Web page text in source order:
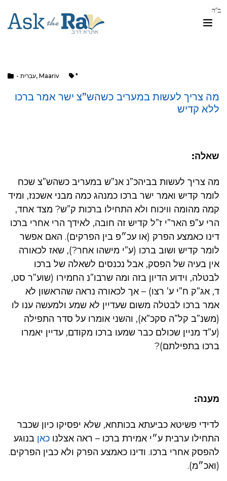
- עברית, Maariv *
מה צריך לעשות במעריב כשהש”צ ישר אמר ברכו
ללא קדיש
שאלה:
מה צריך לעשות בביהכ”נ אנ”ש במעריב כשהש”צ שכח
לומר קדיש ואמר ישר ברכו כמנהג כמה מבני אשכנז, ומיד
קמה מהומה וויכוח ולא התחילו ברכות ק”ש? מצד אחד,
הרי ע”פ האר”י ז”ל קדיש זה חובה, לאידך הרי אחרי ברכו
דינו כאמצע הפרק (או עכ״פ בין הפרקים). האם אפשר
לומר קדיש ושוב ברכו (ע”י מישהו אחר?), שאז לכאורה
אין בעיה של הפסק, אבל נכנסים לשאלה של ברכו
לבטלה, וידוע הדיון בזה ומה שרבו”נ החמירו (שוע”ר סט,
ד, אג”ק ח”י ע’ רצו) – אך לכאורה נראה שהראשון לא
אמר ברכו לבטלה משום שעדיין לא שמע ולמעשה ענו לו
(משנ”ב קל”ה סקכ”א), והשני אומרו על סדר התפילה
(ע”ד מניין שכולם כבר שמעו ברכו מקודם, עדיין יאמרו
ברכו בתפילתם)?
מענה:
לדידי פשיטא כביעתא בכותחא, שלא יפסיקו כיון שכבר
התחילו ערבית ע״י אמירת ברכו – ראה אצלנו כאן בנוגע
להפסק אחרי ברכו. ודינו כאמצע הפרק ולא כבין הפרקים.
(ואכ״מ).